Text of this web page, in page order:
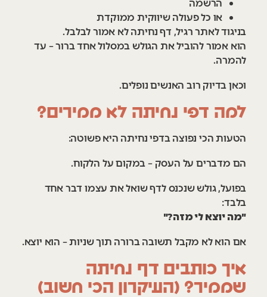
הרשמה
או כל פעולה שיווקית ממוקדת
בניגוד לאתר רגיל, דף נחיתה לא אמור לבלבל.
הוא אמור להוביל את הגולש במסלול אחד ברור – עד
להמרה.
וכאן בדיוק רוב האנשים נופלים.
למה דפי נחיתה לא ממירים?
הטעות הכי נפוצה בדפי נחיתה היא פשוטה:
הם מדברים על העסק – במקום על הלקוח.
בפועל, גולש שנכנס לדף שואל את עצמו דבר אחד
בלבד:
"מה יוצא לי מזה?"
אם הוא לא מקבל תשובה ברורה תוך שניות – הוא יוצא.
איך כותבים דף נחיתה
שממיר? (העיקרון הכי חשוב)